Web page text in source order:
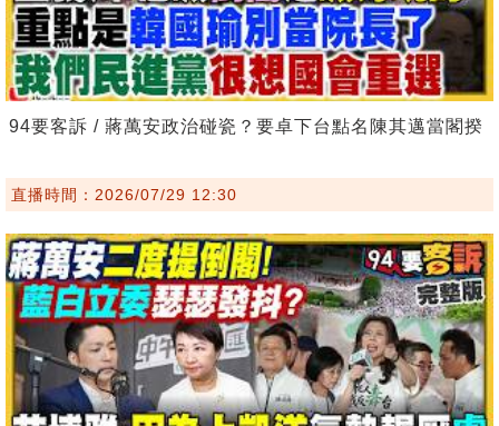
94要客訴 / 蔣萬安政治碰瓷？要卓下台點名陳其邁當閣揆
直播時間：2026/07/29 12:30